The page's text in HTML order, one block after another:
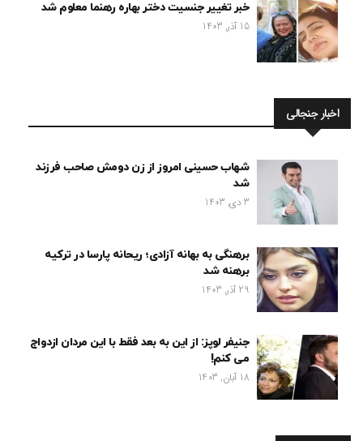
خبر تغییر جنسیت دختر بهاره رهنما معلوم شد
15 آذر, 1403
اخبار جنجالی
شهاب حسینی امروز از زن دومش صاحب فرزند
شد
3 دی, 1403
برهنگی به بهانه آزادی؛ ریحانه پارسا در ترکیه
برهنه شد
29 آذر, 1403
جنیفر لوپز: از این به بعد فقط با این مردان ازدواج
می کنم!
18 آبان, 1403